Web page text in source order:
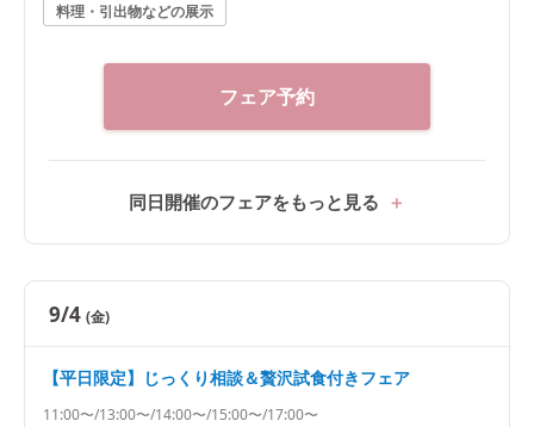
料理・引出物などの展示
フェア予約
同日開催のフェアをもっと見る
9/4 (金)
【平日限定】じっくり相談＆贅沢試食付きフェア
11:00〜/13:00〜/14:00〜/15:00〜/17:00〜